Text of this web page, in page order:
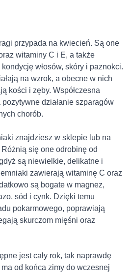
przypada na kwiecień. Są one
witaminy C i E, a także
włosów, skóry i paznokci.
na wzrok, a obecne w nich
kości i zęby. Współczesna
działanie szparagów
chorób.
znajdziesz w sklepie lub na
się one odrobinę od
są niewielkie, delikatne i
zawierają witaminę C oraz
są bogate w magnez,
sód i cynk. Dzięki temu
pokarmowego, poprawiają
skurczom mięśni oraz
jest cały rok, tak naprawdę
od końca zimy do wczesnej